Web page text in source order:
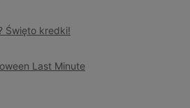
Święto kredki!
Last Minute